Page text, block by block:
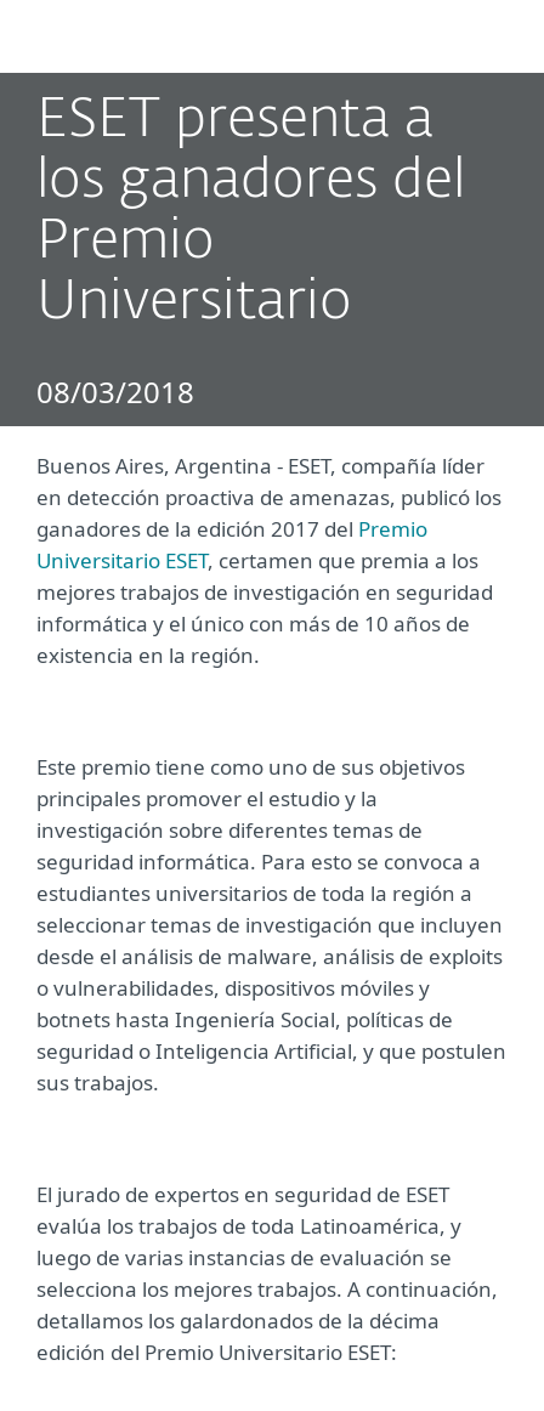
ESET presenta a
los ganadores del
Premio
Universitario
08/03/2018
Buenos Aires, Argentina - ESET, compañía líder
en detección proactiva de amenazas, publicó los
ganadores de la edición 2017 del Premio
Universitario ESET, certamen que premia a los
mejores trabajos de investigación en seguridad
informática y el único con más de 10 años de
existencia en la región.
Este premio tiene como uno de sus objetivos
principales promover el estudio y la
investigación sobre diferentes temas de
seguridad informática. Para esto se convoca a
estudiantes universitarios de toda la región a
seleccionar temas de investigación que incluyen
desde el análisis de malware, análisis de exploits
o vulnerabilidades, dispositivos móviles y
botnets hasta Ingeniería Social, políticas de
seguridad o Inteligencia Artificial, y que postulen
sus trabajos.
El jurado de expertos en seguridad de ESET
evalúa los trabajos de toda Latinoamérica, y
luego de varias instancias de evaluación se
selecciona los mejores trabajos. A continuación,
detallamos los galardonados de la décima
edición del Premio Universitario ESET: